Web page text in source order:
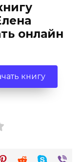
онлайн
книгу